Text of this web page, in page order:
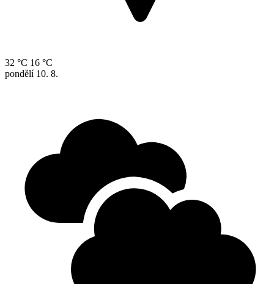
32 °C 16 °C
pondělí 10. 8.